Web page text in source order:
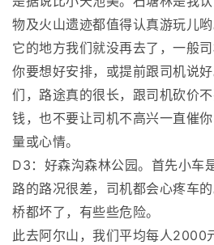
物及火山遗迹都值得认真游玩儿
它的地方我们就没再去了，一般
你要想好安排，或提前跟司机说
们，路途真的很长，跟司机砍价
钱，也不要让司机不高兴一直催
量或心情。
D3：好森沟森林公园。首先小车
路的路况很差，司机都会心疼车
桥都坏了，有些些危险。
此去阿尔山，我们平均每人2000